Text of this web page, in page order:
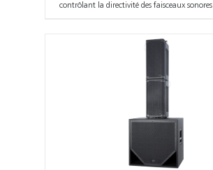
contrôlant la directivité des faisceaux sonores